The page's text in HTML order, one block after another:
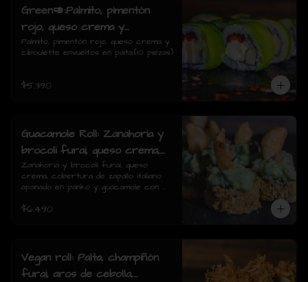
Green🥑:Palmito, pimentón
rojo, queso crema y
ciboulette envueltos en palta.
Palmito, pimentón rojo, queso crema y
ciboulette envueltos en palta.(10 piezas)
$5.390
Guacamole Roll: Zanahoria y
brocoli furai, queso crema,
cobertura de zapallo italiano
apanado en panko y
(8 piezas)
Zanahoria y brocoli furai, queso
crema, cobertura de zapallo italiano
apanado en panko y guacamole con
$6.490
Vegan roll: Palta, champiñón
furai, aros de cebolla,